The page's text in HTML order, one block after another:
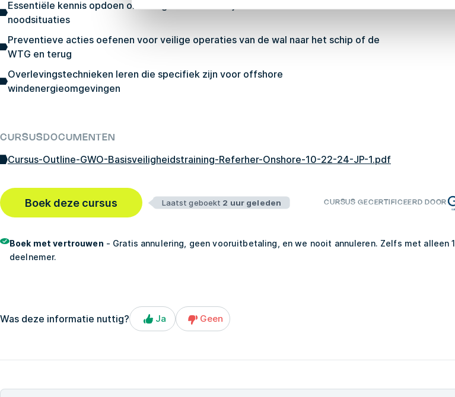
Essentiële kennis opdoen om veilig te handelen tijdens offshore transfers en
noodsituaties
Preventieve acties oefenen voor veilige operaties van de wal naar het schip of de
WTG en terug
Overlevingstechnieken leren die specifiek zijn voor offshore
windenergieomgevingen
CURSUSDOCUMENTEN
Cursus-Outline-GWO-Basisveiligheidstraining-Referher-Onshore-10-22-24-JP-1.pdf
Boek deze cursus Laatst geboekt 2 uur geleden CURSUS GECERTIFICEERD DOOR
Boek met vertrouwen - Gratis annulering, geen vooruitbetaling, en we nooit annuleren. Zelfs met alleen 1
deelnemer.
Was deze informatie nuttig? Ja Geen